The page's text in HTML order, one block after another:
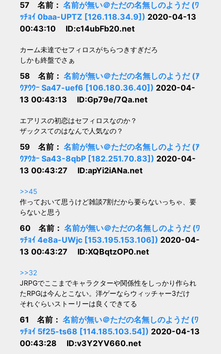
57 名前： 名前が無い＠ただの名無しのようだ (ﾜ
ｯﾁｮｲ 0baa-UPTZ [126.118.34.9]) 2020-04-13
00:43:10 ID:c14ubFb20.net
カーム未達でセフィロスがちらつきすぎだろ
しかも終盤でさぁ
58 名前： 名前が無い＠ただの名無しのようだ (ｱ
ｳｱｳｳｰ Sa47-uef6 [106.180.36.40]) 2020-04-
13 00:43:13 ID:Gp79e/7Qa.net
エアリスの初恋はセフィロスなのか？
ザックスてのはなんで人気なの？
59 名前： 名前が無い＠ただの名無しのようだ (ｱ
ｳｱｳｶｰ Sa43-8qbP [182.251.70.83]) 2020-04-
13 00:43:27 ID:apYi2iANa.net
>>45
作っておいて思うけど雑談7割だから要らないっちゃ、要
らないと思う
60 名前： 名前が無い＠ただの名無しのようだ (ﾜ
ｯﾁｮｲ 4e8a-UWjc [153.195.153.106]) 2020-04-
13 00:43:27 ID:XQBqtzOP0.net
>>32
JRPGでここまでキャラクターや関係性をしっかり作られ
たRPGは今んとこない。洋ゲーならウィッチャー3だけ
それぐらいストーリーは良くできてる
61 名前： 名前が無い＠ただの名無しのようだ (ﾜ
ｯﾁｮｲ 5f25-ts68 [114.185.103.54]) 2020-04-13
00:43:28 ID:v3Y2YV660.net